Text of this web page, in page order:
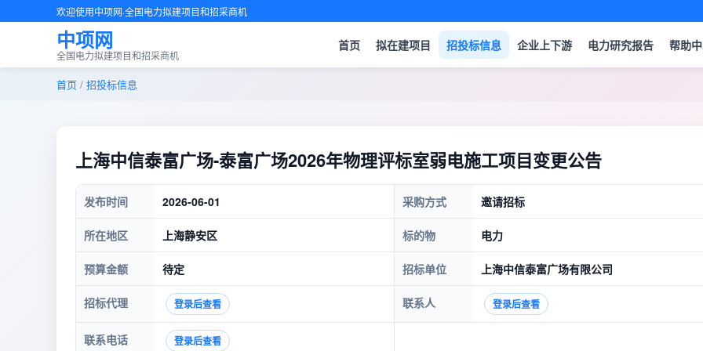
欢迎使用中项网·全国电力拟建项目和招采商机
中项网
全国电力拟建项目和招采商机
首页 拟在建项目 招投标信息 企业上下游 电力研究报告 帮助
首页 / 招投标信息
上海中信泰富广场-泰富广场2026年物理评标室弱电施工项目变更公告
发布时间 2026-06-01 采购方式 邀请招标
所在地区 上海静安区 标的物 电力
预算金额 待定 招标单位 上海中信泰富广场有限公司
招标代理 登录后查看 联系人 登录后查看
联系电话 登录后查看